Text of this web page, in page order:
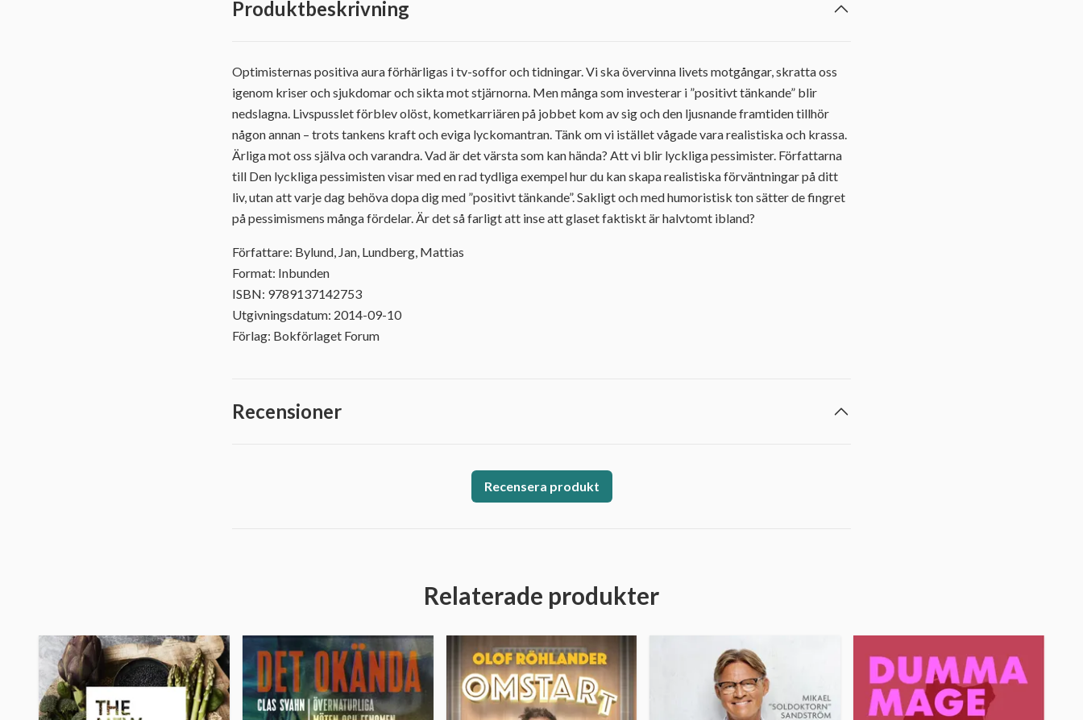
Produktbeskrivning
Optimisternas positiva aura förhärligas i tv-soffor och tidningar. Vi ska övervinna livets motgångar, skratta oss
igenom kriser och sjukdomar och sikta mot stjärnorna. Men många som investerar i ”positivt tänkande” blir
nedslagna. Livspusslet förblev olöst, kometkarriären på jobbet kom av sig och den ljusnande framtiden tillhör
någon annan – trots tankens kraft och eviga lyckomantran. Tänk om vi istället vågade vara realistiska och krassa.
Ärliga mot oss själva och varandra. Vad är det värsta som kan hända? Att vi blir lyckliga pessimister. Författarna
till Den lyckliga pessimisten visar med en rad tydliga exempel hur du kan skapa realistiska förväntningar på ditt
liv, utan att varje dag behöva dopa dig med ”positivt tänkande”. Sakligt och med humoristisk ton sätter de fingret
på pessimismens många fördelar. Är det så farligt att inse att glaset faktiskt är halvtomt ibland?
Författare: Bylund, Jan, Lundberg, Mattias
Format: Inbunden
ISBN: 9789137142753
Utgivningsdatum: 2014-09-10
Förlag: Bokförlaget Forum
Recensioner
Recensera produkt
Relaterade produkter